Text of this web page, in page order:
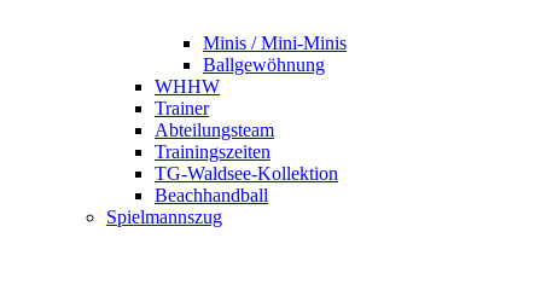
Minis / Mini-Minis
Ballgewöhnung
WHHW
Trainer
Abteilungsteam
Trainingszeiten
TG-Waldsee-Kollektion
Beachhandball
Spielmannszug